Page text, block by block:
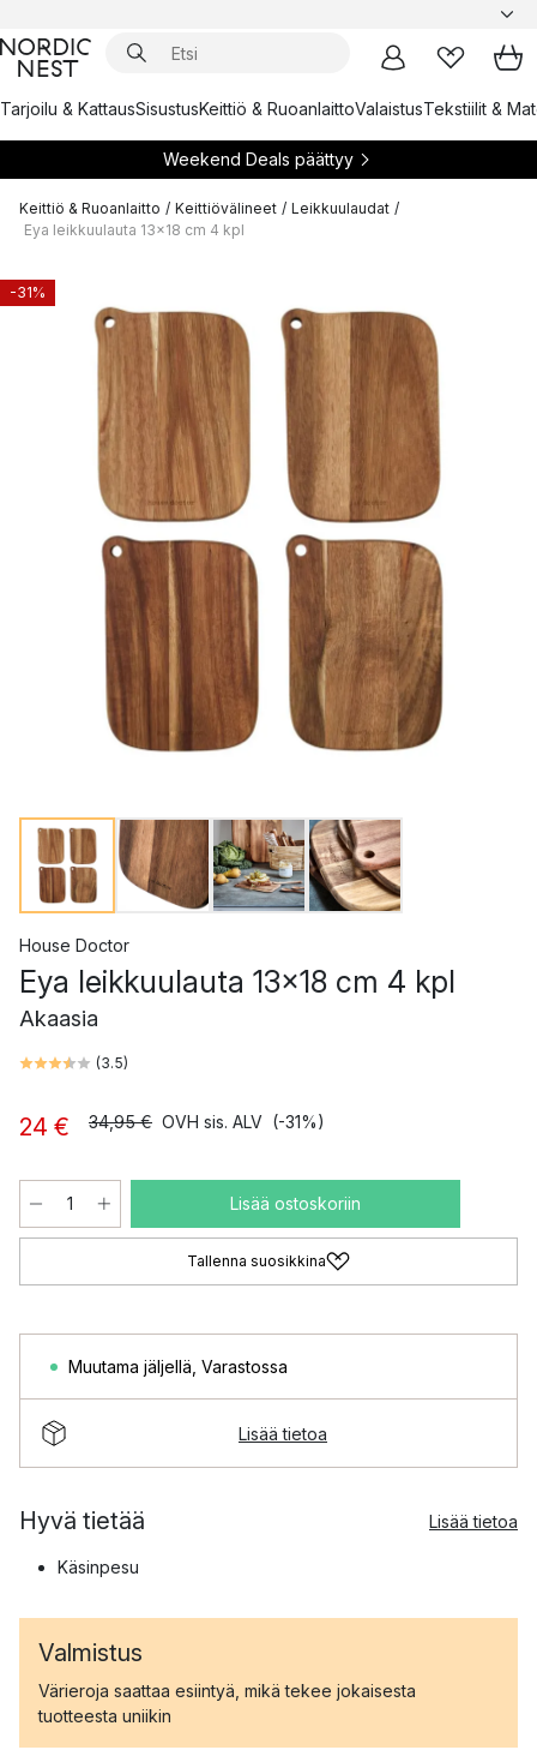
Tarjoilu & KattausSisustusKeittiö & RuoanlaittoValaistusTekstiilit &
Weekend Deals päättyy
Keittiö & Ruoanlaitto / Keittiövälineet / Leikkuulaudat /
Eya leikkuulauta 13x18 cm 4 kpl
-31%
House Doctor
Eya leikkuulauta 13x18 cm 4 kpl
Akaasia
(3.5)
24 € 34,95 € OVH sis. ALV (-31%)
Lisää ostoskoriin
Tallenna suosikkina
Muutama jäljellä Varastossa
Lisää tietoa
Hyvä tietää Lisää tietoa
Käsinpesu
Valmistus
Värieroja saattaa esiintyä, mikä tekee jokaisesta
tuotteesta uniikin